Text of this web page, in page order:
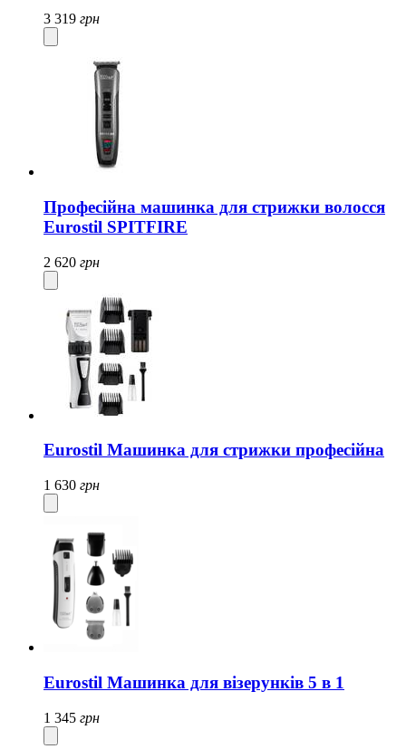
3 319 грн
Професійна машинка для стрижки волосся
Eurostil SPITFIRE
2 620 грн
Eurostil Машинка для стрижки професійна
1 630 грн
Eurostil Машинка для візерунків 5 в 1
1 345 грн